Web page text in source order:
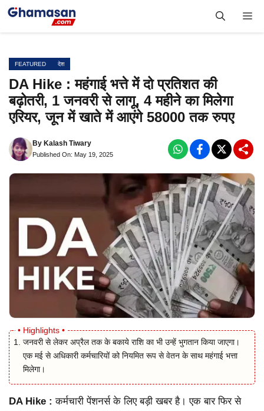
Skip
FEATURED देश
DA Hike : महंगाई भत्ते में दो प्रतिशत की
बढ़ोतरी, 1 जनवरी से लागू, 4 महीने का मिलेगा
एरियर, जून में खाते में आएंगे 58000 तक रुपए
By Kalash Tiwary
Published On: May 19, 2025
जनवरी से लेकर अप्रैल तक के बकाये राशि का भी उन्हें भुगतान किया जाएगा।
एक मई से अधिकारी कर्मचारियों को नियमित रूप से वेतन के साथ महंगाई भत्ता
मिलेगा।
DA Hike :कर्मचारी पेंशनर्स के लिए बड़ी खबर है। एक बार फिर से